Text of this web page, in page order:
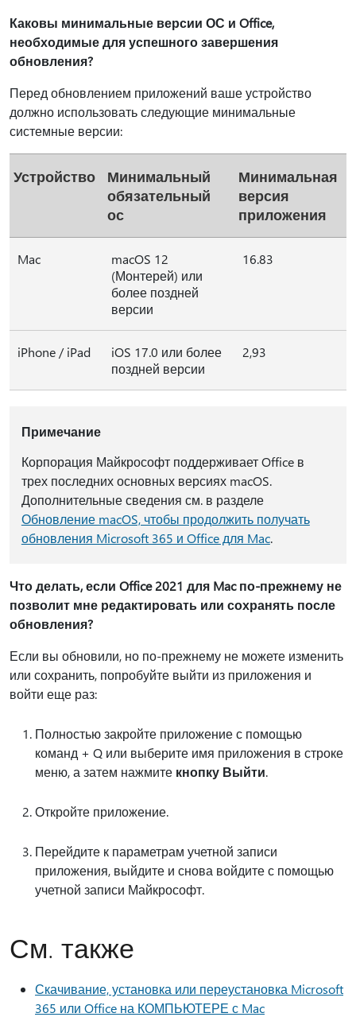
Каковы минимальные версии ОС и Office,
необходимые для успешного завершения
обновления?
Перед обновлением приложений ваше устройство
должно использовать следующие минимальные
системные версии:
Устройство
Минимальный
обязательный
ос
Минимальная
версия
приложения
Mac
macOS 12
(Монтерей) или
более поздней
версии
16.83
iPhone / iPad
iOS 17.0 или более
поздней версии
2,93
Примечание
Корпорация Майкрософт поддерживает Office в
трех последних основных версиях macOS.
Дополнительные сведения см. в разделе
Обновление macOS, чтобы продолжить получать
обновления Microsoft 365 и Office для Mac.
Что делать, если Office 2021 для Mac по-прежнему не
позволит мне редактировать или сохранять после
обновления?
Если вы обновили, но по-прежнему не можете изменить
или сохранить, попробуйте выйти из приложения и
войти еще раз:
Полностью закройте приложение с помощью
команд + Q или выберите имя приложения в строке
меню, а затем нажмите кнопку Выйти.
Откройте приложение.
Перейдите к параметрам учетной записи
приложения, выйдите и снова войдите с помощью
учетной записи Майкрософт.
См. также
Скачивание, установка или переустановка Microsoft
365 или Office на КОМПЬЮТЕРЕ с Mac